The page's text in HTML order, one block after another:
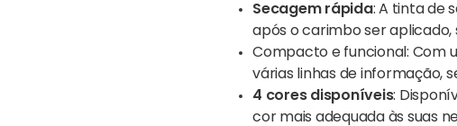
Secagem rápida: A tinta de
após o carimbo ser aplicado,
Compacto e funcional: Com
várias linhas de informação,
4 cores disponíveis:
cor mais adequada às suas